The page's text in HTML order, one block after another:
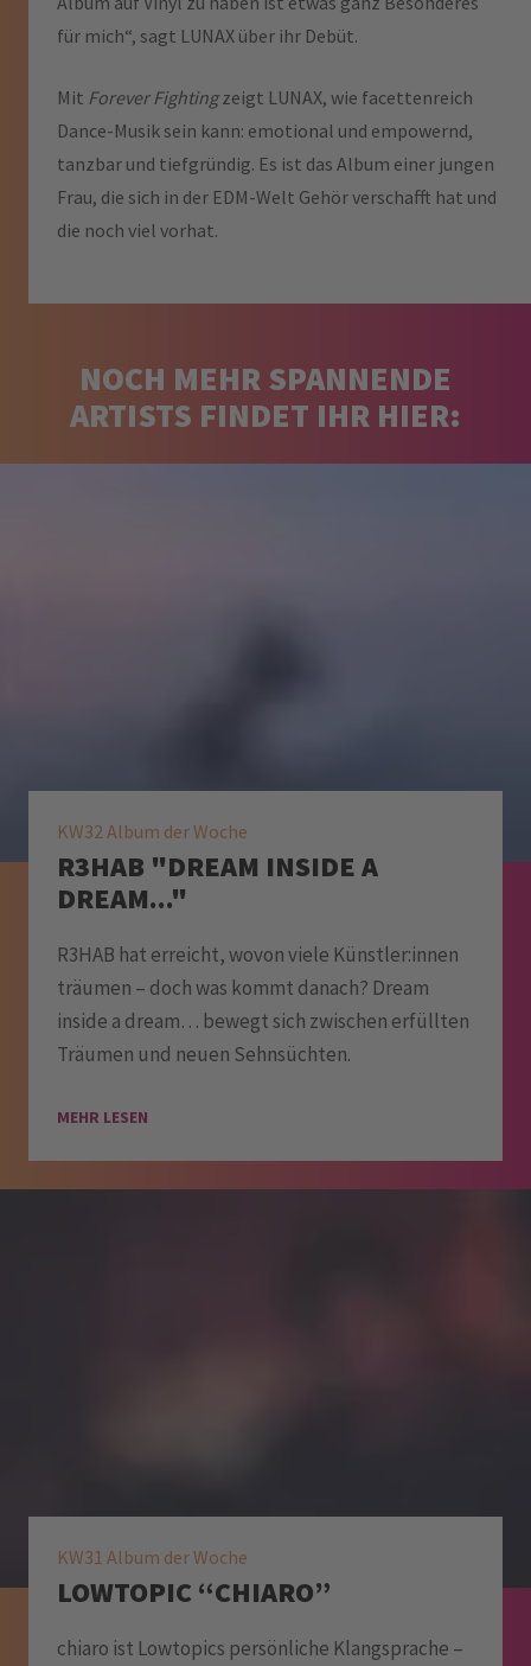
für mich“, sagt LUNAX über ihr Debüt.
Mit Forever Fighting zeigt LUNAX, wie facettenreich
Dance-Musik sein kann: emotional und empowernd,
tanzbar und tiefgründig. Es ist das Album einer jungen
Frau, die sich in der EDM-Welt Gehör verschafft hat und
die noch viel vorhat.
NOCH MEHR SPANNENDE
ARTISTS FINDET IHR HIER:
KW32 Album der Woche
R3HAB "DREAM INSIDE A
DREAM..."
R3HAB hat erreicht, wovon viele Künstler:innen
träumen – doch was kommt danach? Dream
inside a dream… bewegt sich zwischen erfüllten
Träumen und neuen Sehnsüchten.
MEHR LESEN
KW31 Album der Woche
LOWTOPIC “CHIARO”
chiaro ist Lowtopics persönliche Klangsprache –